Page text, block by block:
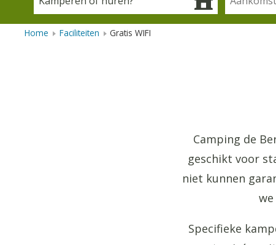
Home Faciliteiten Gratis WIFI
Camping de
geschikt voor
niet kunnen
Specifieke